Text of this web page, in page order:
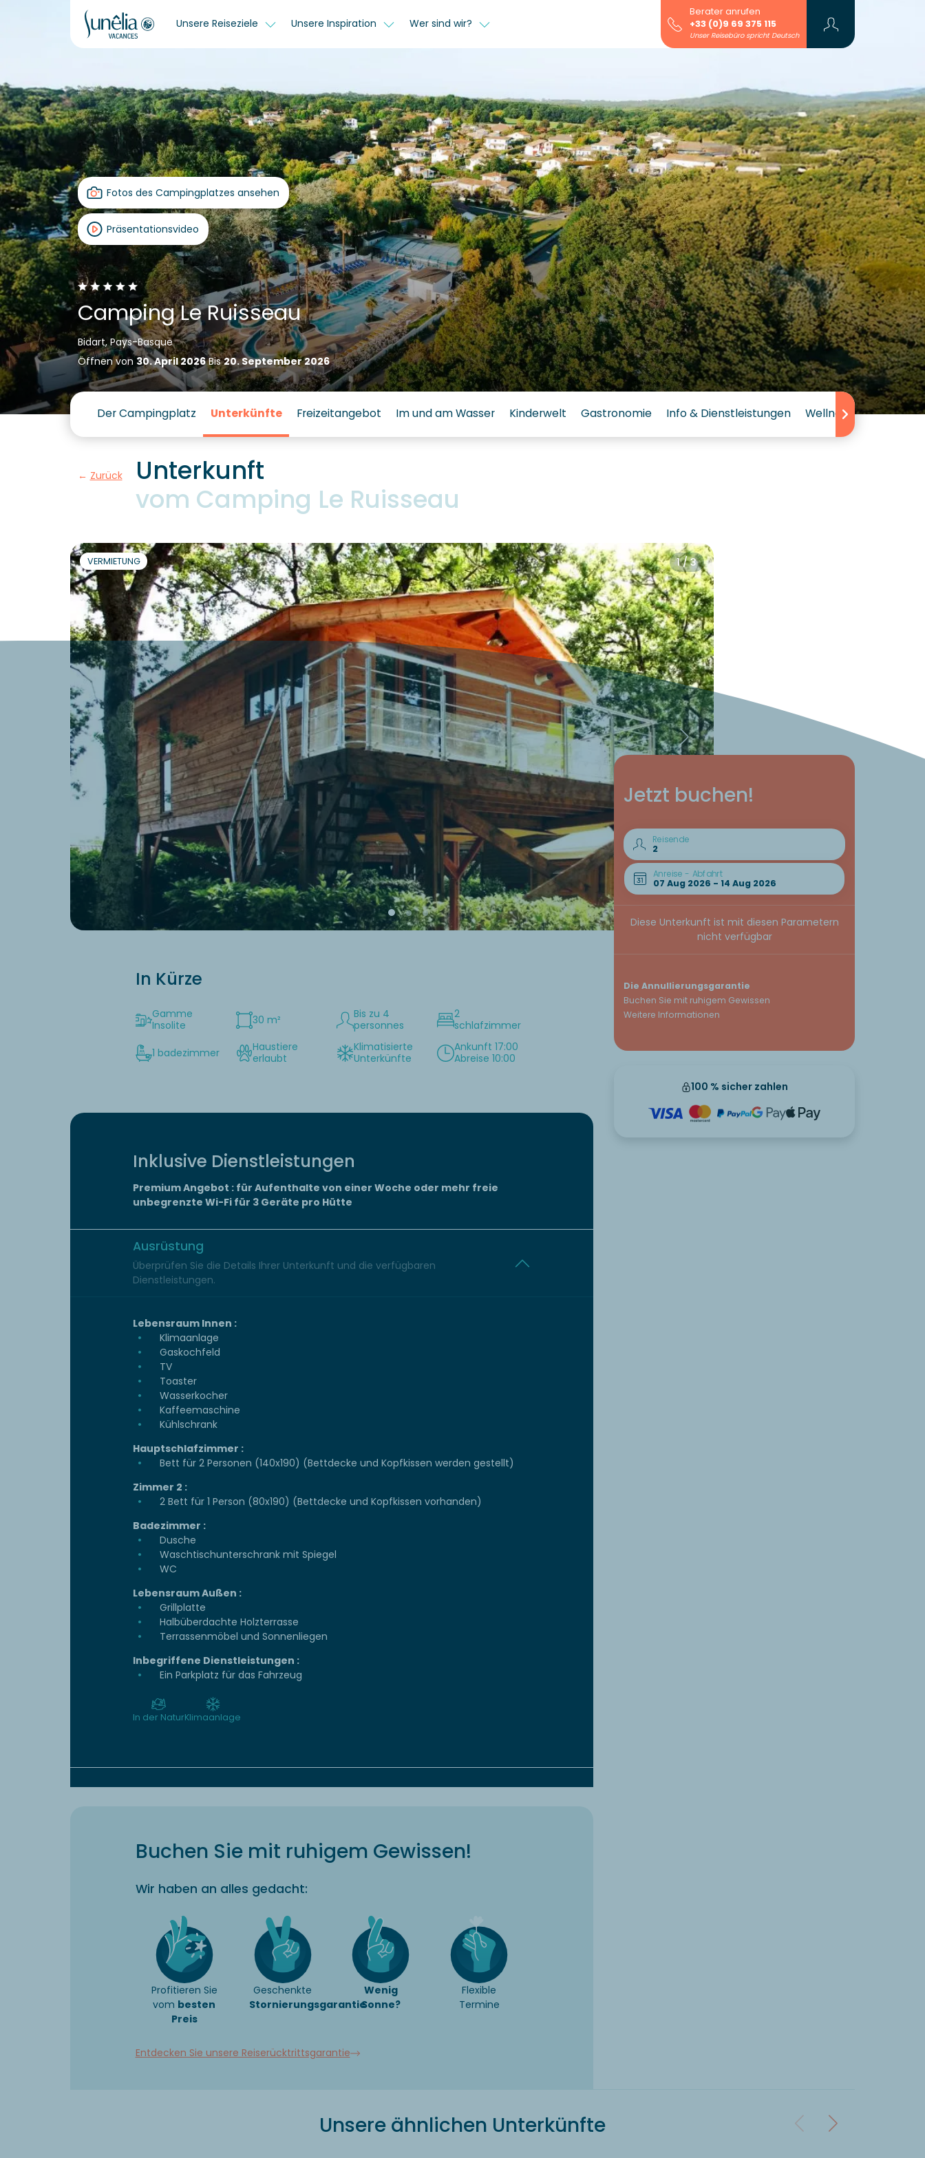
Unsere Reiseziele Unsere Inspiration Wer sind wir?
Berater anrufen
+33 (0)9 69 375 115
Unser Reisebüro spricht Deutsch
Fotos des Campingplatzes ansehen
Präsentationsvideo
Camping Le Ruisseau
Bidart, Pays-Basque
Öffnen von30. April 2026Bis20. September 2026
Der Campingplatz Unterkünfte Freizeitangebot Im und am Wasser Kinderwelt Gastronomie Info & Dienstleistungen Wellness
Zurück
Unterkunft
vom Camping Le Ruisseau
Jetzt buchen!
Reisende
Anreise - Abfahrt
Diese Unterkunft ist mit diesen Parametern
nicht verfügbar
Die Annullierungsgarantie
Buchen Sie mit ruhigem Gewissen
Weitere Informationen
100 % sicher zahlen
1 / 3
VERMIETUNG
In Kürze
Gamme
Insolite
30 m²
Bis zu 4
personnes
2
schlafzimmer
1 badezimmer
Haustiere
erlaubt
Klimatisierte
Unterkünfte
Ankunft 17:00
Abreise 10:00
Inklusive Dienstleistungen
Premium Angebot : für Aufenthalte von einer Woche oder mehr freie
unbegrenzte Wi-Fi für 3 Geräte pro Hütte
Ausrüstung
Überprüfen Sie die Details Ihrer Unterkunft und die verfügbaren
Dienstleistungen.
Lebensraum Innen :
Klimaanlage
Gaskochfeld
TV
Toaster
Wasserkocher
Kaffeemaschine
Kühlschrank
Hauptschlafzimmer :
Bett für 2 Personen (140x190) (Bettdecke und Kopfkissen werden gestellt)
Zimmer 2 :
2 Bett für 1 Person (80x190) (Bettdecke und Kopfkissen vorhanden)
Badezimmer :
Dusche
Waschtischunterschrank mit Spiegel
WC
Lebensraum Außen :
Grillplatte
Halbüberdachte Holzterrasse
Terrassenmöbel und Sonnenliegen
Inbegriffene Dienstleistungen :
Ein Parkplatz für das Fahrzeug
In der NaturKlimaanlage
Buchen Sie mit ruhigem Gewissen!
Wir haben an alles gedacht:
Profitieren Sie
vom besten
Preis
Geschenkte
Stornierungsgarantie
Wenig
Sonne?
Flexible
Termine
Entdecken Sie unsere Reiserücktrittsgarantie
Unsere ähnlichen Unterkünfte